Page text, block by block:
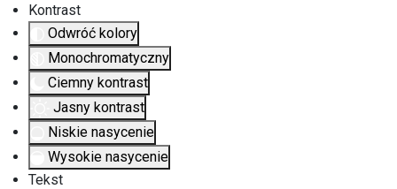
Kontrast
Odwróć kolory
Monochromatyczny
Ciemny kontrast
Jasny kontrast
Niskie nasycenie
Wysokie nasycenie
Tekst